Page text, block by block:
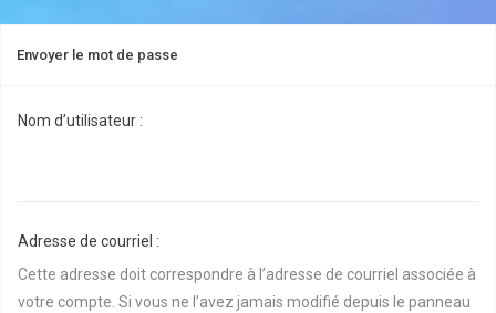
Envoyer le mot de passe
Nom d’utilisateur :
Adresse de courriel :
Cette adresse doit correspondre à l’adresse de courriel associée à
votre compte. Si vous ne l’avez jamais modifié depuis le panneau